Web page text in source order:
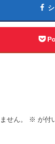
せん。 ※ が付